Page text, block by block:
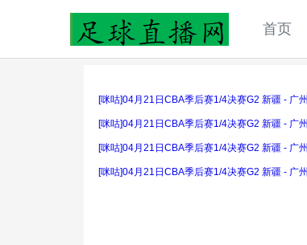
首页
[咪咕]04月21日CBA季后赛1/4决赛G2 新疆 - 广
[咪咕]04月21日CBA季后赛1/4决赛G2 新疆 - 广
[咪咕]04月21日CBA季后赛1/4决赛G2 新疆 - 广
[咪咕]04月21日CBA季后赛1/4决赛G2 新疆 - 广